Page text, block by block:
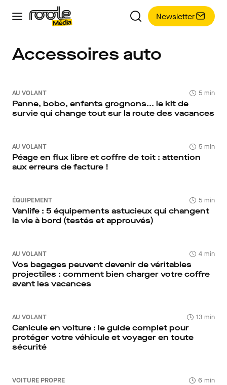
Newsletter
Accessoires auto
AU VOLANT 5 min
Panne, bobo, enfants grognons... le kit de
survie qui change tout sur la route des vacances
AU VOLANT 5 min
Péage en flux libre et coffre de toit : attention
aux erreurs de facture !
ÉQUIPEMENT 5 min
Vanlife : 5 équipements astucieux qui changent
la vie à bord (testés et approuvés)
AU VOLANT 4 min
Vos bagages peuvent devenir de véritables
projectiles : comment bien charger votre coffre
avant les vacances
AU VOLANT 13 min
Canicule en voiture : le guide complet pour
protéger votre véhicule et voyager en toute
sécurité
VOITURE PROPRE 6 min